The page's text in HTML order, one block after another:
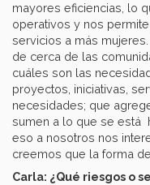
mayores eficiencias, lo
operativos y nos
servicios a más
de cerca de las
cuáles son las
proyectos, iniciativas,
necesidades; que
sumen a lo que se está
eso a nosotros nos
creemos que la forma
Carla: ¿Qué riesgos o